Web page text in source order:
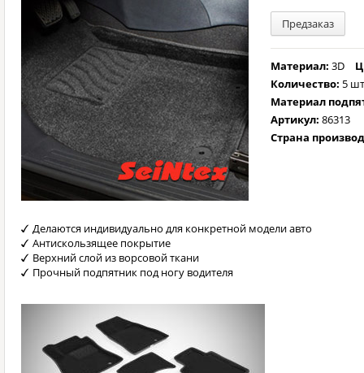
Предзаказ
Материал:3D
Количество: 5
Материал
Артикул:86313
Страна
Делаются индивидуально для конкретной модели авто
Антискользящее покрытие
Верхний слой из ворсовой ткани
Прочный подпятник под ногу водителя